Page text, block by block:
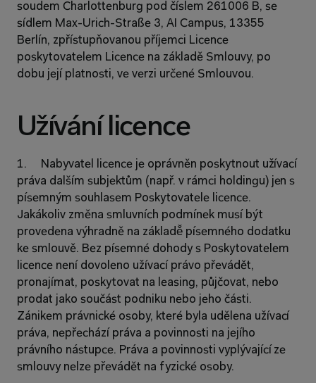
soudem Charlottenburg pod číslem 261006 B, se
sídlem Max-Urich-Straße 3, AI Campus, 13355
Berlín, zpřístupňovanou příjemci Licence
poskytovatelem Licence na základě Smlouvy, po
dobu její platnosti, ve verzi určené Smlouvou.
Užívání licence
1.     Nabyvatel licence je oprávněn poskytnout užívací
práva dalším subjektům (např. v rámci holdingu) jen s
písemným souhlasem Poskytovatele licence.
Jakákoliv změna smluvních podmínek musí být
provedena výhradně na základě̌ písemného dodatku
ke smlouvě. Bez písemné dohody s Poskytovatelem
licence není dovoleno užívací právo převádět,
pronajímat, poskytovat na leasing, půjčovat, nebo
prodat jako součást podniku nebo jeho části.
Zánikem právnické osoby, které byla udělena užívací
práva, nepřechází práva a povinnosti na jejího
právního nástupce. Práva a povinnosti vyplývající ze
smlouvy nelze převádět na fyzické osoby.